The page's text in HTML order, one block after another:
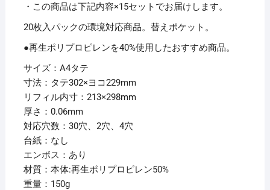
・この商品は下記内容×15セットでお届けします。
20枚入パックの環境対応商品。替えポケット。
●再生ポリプロピレンを40%使用したおすすめ商品。
サイズ：A4タテ
寸法：タテ302×ヨコ229mm
リフィル内寸：213×298mm
厚さ：0.06mm
対応穴数：30穴、2穴、4穴
台紙：なし
エンボス：あり
材質：本体:再生ポリプロピレン50%
重量：150g